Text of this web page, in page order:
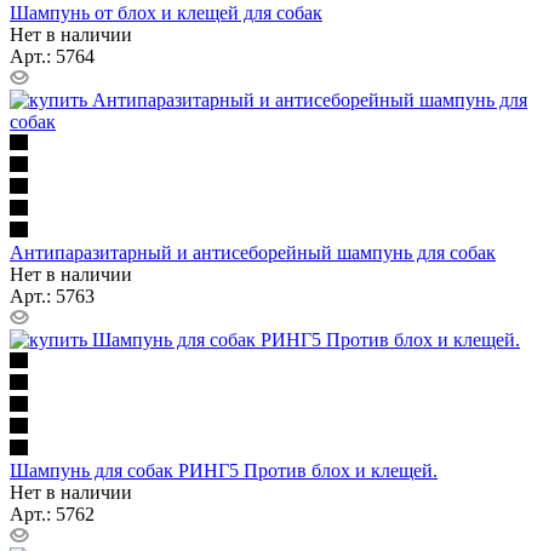
Шампунь от блох и клещей для собак
Нет в наличии
Арт.: 5764
Антипаразитарный и антисеборейный шампунь для собак
Нет в наличии
Арт.: 5763
Шампунь для собак РИНГ5 Против блох и клещей.
Нет в наличии
Арт.: 5762